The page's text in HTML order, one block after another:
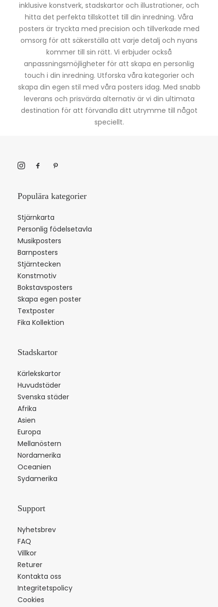
inklusive konstverk, stadskartor och illustrationer, och
hitta det perfekta tillskottet till din inredning. Våra
posters är tryckta med precision och tillverkade med
omsorg för att säkerställa att varje detalj och nyans
kommer till sin rätt. Vi erbjuder också
anpassningsmöjligheter för att skapa en personlig
touch i din inredning. Utforska våra kategorier och
skapa din egen stil med våra posters idag. Med snabb
leverans och prisvärda alternativ är vi din ultimata
destination för att förvandla ditt utrymme till något
speciellt.
Populära kategorier
Stjärnkarta
Personlig födelsetavla
Musikposters
Barnposters
Stjärntecken
Konstmotiv
Bokstavsposters
Skapa egen poster
Textposter
Fika Kollektion
Stadskartor
Kärlekskartor
Huvudstäder
Svenska städer
Afrika
Asien
Europa
Mellanöstern
Nordamerika
Oceanien
Sydamerika
Support
Nyhetsbrev
FAQ
Villkor
Returer
Kontakta oss
Integritetspolicy
Cookies